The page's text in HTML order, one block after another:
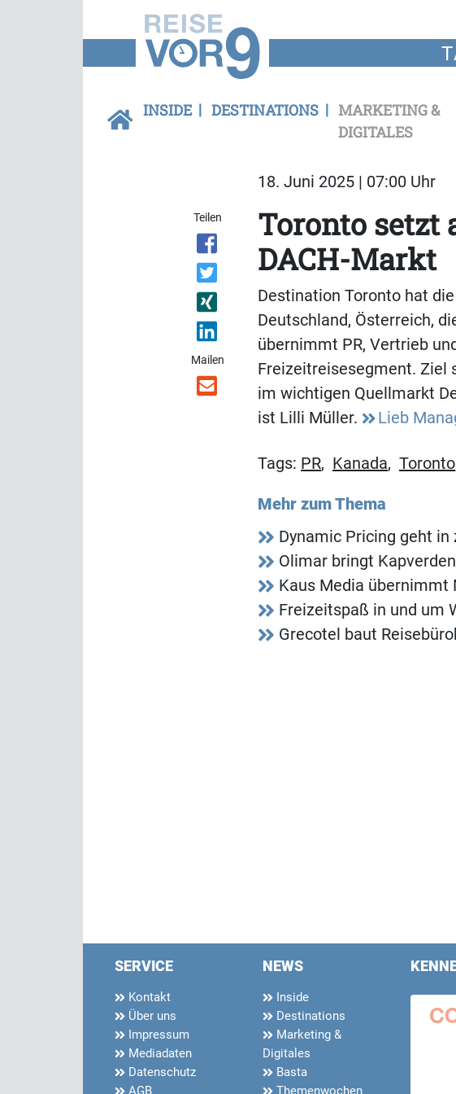
INSIDE DESTINATIONS
MARKETING &
DIGITALES
18. Juni 2025 | 07:00 Uhr
Teilen
Mailen
Toronto setzt
DACH-Markt
Destination Toronto hat
Deutschland, Österreich,
übernimmt PR, Vertrieb
Freizeitreisesegment. Ziel
im wichtigen Quellmarkt
ist Lilli Müller.
Lieb
Tags: PR, Kanada, Toronto
Mehr zum Thema
Dynamic Pricing geht in
Olimar bringt
Kaus Media übernimmt
Freizeitspaß in und um
Grecotel baut
SERVICE
Kontakt
Über uns
Impressum
Mediadaten
Datenschutz
AGB
NEWS
Inside
Destinations
Marketing &
Digitales
Basta
Themenwochen